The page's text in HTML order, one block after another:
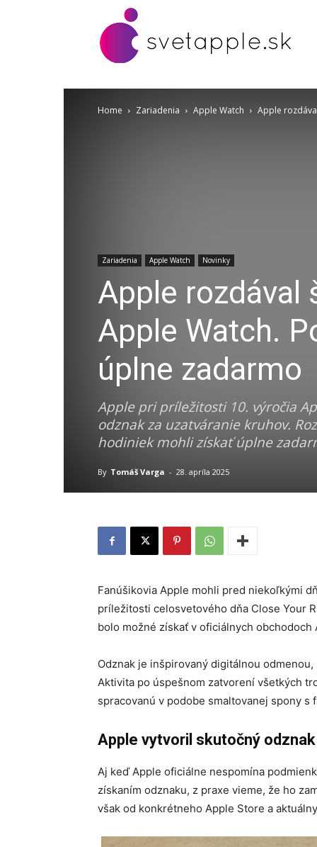
Home Zariadenia Apple Watch Apple
Zariadenia Apple Watch Novinky
Apple rozdával
Apple Watch.
úplne zadarmo
Apple pri príležitosti 10. výročia
odznak za uzatváranie kruhov.
hodiniek mohli získať úplne
By Tomáš Varga - 28. apríla 2025
Fanúšikovia Apple mohli pred niekoľkými
príležitosti celosvetového dňa Close Your
bolo možné získať v oficiálnych obchodoch
Odznak je inšpirovaný digitálnou
Aktivita po úspešnom zatvorení všetkých
spracovanú v podobe smaltovanej spony s
Apple vytvoril skutočný
Aj keď Apple oficiálne nespomína
získaním odznaku, z praxe vieme, že ho
však od konkrétneho Apple Store a